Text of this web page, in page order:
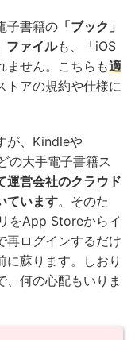
子書籍の 「ブック」
ファイルも、「iOS
ません。こちらも適
トアの規約や仕様に
が、Kindleや
の大手電子書籍ス
運営会社のクラウド
ています。そのた
をApp Storeからイ
再ログインするだけ
に蘇ります。しおり
何の心配もいりま